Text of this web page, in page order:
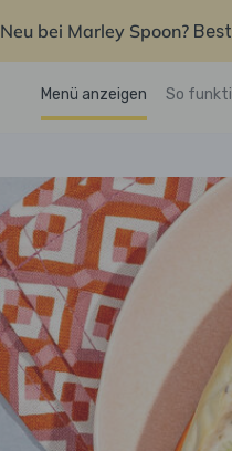
Neu bei Marley Spoon?
Menü anzeigen So